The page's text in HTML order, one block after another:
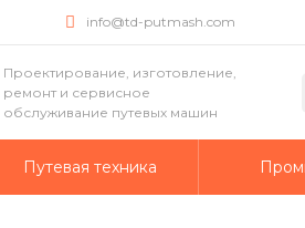
info@td-putmash.com
Проектирование, изготовление,
ремонт и сервисное
обслуживание путевых машин
Путевая техника